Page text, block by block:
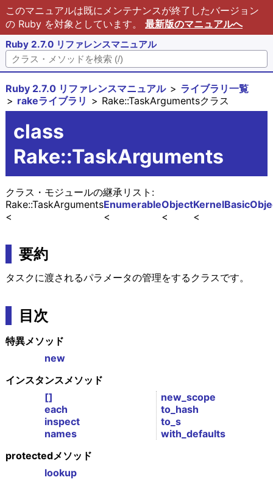
このマニュアルは既にメンテナンスが終了したバージョン
の Ruby を対象としています。 最新版のマニュアルへ
Ruby 2.7.0 リファレンスマニュアル
Ruby 2.7.0 リファレンスマニュアル
ライブラリ一覧
rakeライブラリ
Rake::TaskArgumentsクラス
class
Rake::TaskArguments
クラス・モジュールの継承リスト:
Kernel
Object
Enumerable
Rake::TaskArguments
要約
タスクに渡されるパラメータの管理をするクラスです。
目次
特異メソッド
new
インスタンスメソッド
[]
each
inspect
names
new_scope
to_hash
to_s
with_defaults
protectedメソッド
lookup